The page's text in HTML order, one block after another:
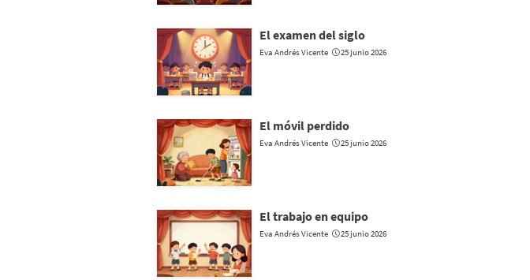
El examen del siglo
Eva Andrés Vicente 25 junio 2026
El móvil perdido
Eva Andrés Vicente 25 junio 2026
El trabajo en equipo
Eva Andrés Vicente 25 junio 2026